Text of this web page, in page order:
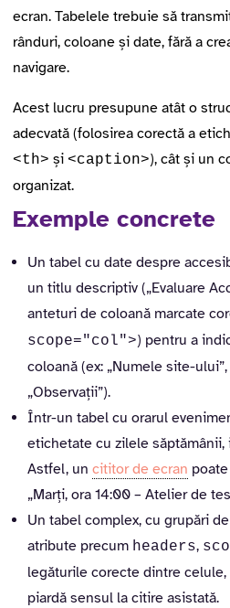
ecran. Tabelele trebuie să
rânduri, coloane și date, fără a
navigare.
Acest lucru presupune atât o
adecvată (folosirea corectă a
<th> și <caption>), cât și un
organizat.
Exemple concrete
Un tabel cu date despre
un titlu descriptiv („Evaluare
anteturi de coloană marcate
scope="col">) pentru a
coloană (ex: „Numele site-
„Observații”).
Într-un tabel cu orarul
etichetate cu zilele
Astfel, un cititor de ecran
„Marți, ora 14:00 – Atelier de
Un tabel complex, cu grupări
atribute precum headers,
legăturile corecte dintre
piardă sensul la citire asistată.